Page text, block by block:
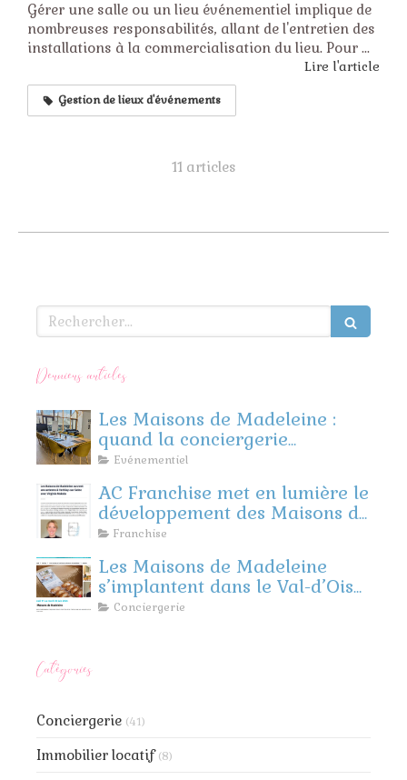
Gérer une salle ou un lieu événementiel implique de
nombreuses responsabilités, allant de l'entretien des
installations à la commercialisation du lieu. Pour ...
Lire l'article
Gestion de lieux d'événements
11 articles
Rechercher
Derniers articles
Les Maisons de Madeleine :
quand la conciergerie
rencontre l’événementiel
Evénementiel
AC Franchise met en lumière le
développement des Maisons de
Madeleine
Franchise
Les Maisons de Madeleine
s’implantent dans le Val-d’Oise
et les Yvelines !
Conciergerie
Catégories
Conciergerie (41)
Immobilier locatif (8)